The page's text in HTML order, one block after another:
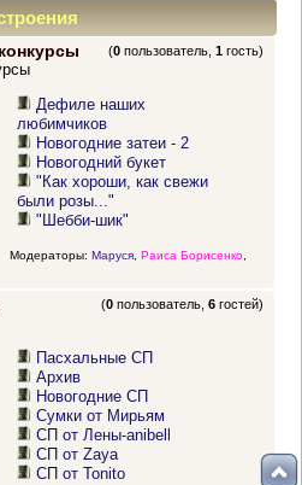
(0 пользователь,1 гость)
Дефиле наших
любимчиков
Новогодние затеи - 2
Новогодний букет
"Как хороши, как свежи
были розы..."
"Шебби-шик"
Модераторы: Маруся, Раиса Борисенко,
(0 пользователь,6 гостей)
Пасхальные СП
Архив
Новогодние СП
Сумки от Мирьям
СП от Лены-anibell
СП от Zaya
СП от Tonito